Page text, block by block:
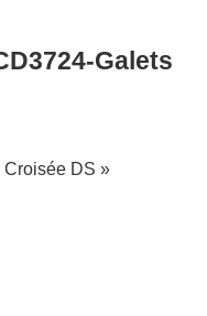
Galets
Croisée DS »